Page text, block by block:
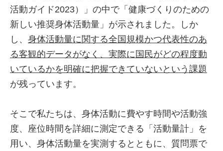
活動ガイド2023）」の中で「健康づくりのための
新しい推奨身体活動量」が示されました。しか
し、 身体活動量に関する全国規模かつ代表性のあ
る客観的データがなく、実際に国民がどの程度動
いているかを明確に把握できていないという課題
が残っています。
そこで私たちは、身体活動に費やす時間や活動強
度、座位時間を詳細に測定できる「活動量計」を
用い、身体活動量を実測するとともに、質問票で